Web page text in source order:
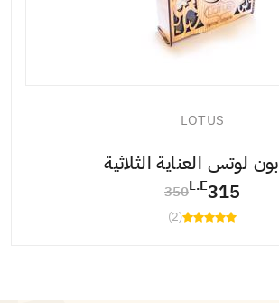
LOTUS
لوتس العناية الثلاثية
315
L.E
350
(2)